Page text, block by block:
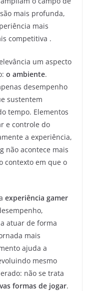
mais profunda,
mais
competitiva .
um aspecto
o ambiente.
desempenho
sustentem
tempo. Elementos
e controle do
a experiência,
não acontece mais
contexto em que o
experiência gamer
atuar de forma
mais
ajuda a
mesmo
não se trata
formas de jogar.